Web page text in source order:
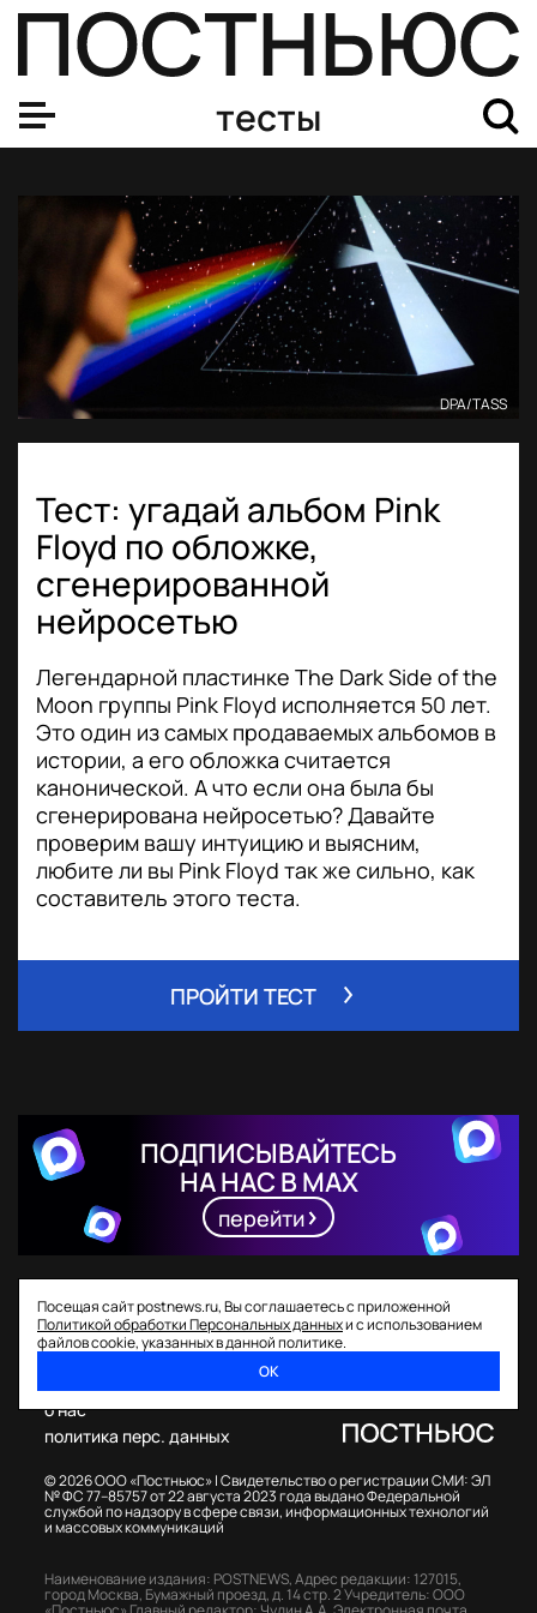
тесты
DPA/TASS
Тест: угадай альбом Pink
Floyd по обложке,
сгенерированной
нейросетью
Легендарной пластинке The Dark Side of the
Moon группы Pink Floyd исполняется 50 лет.
Это один из самых продаваемых альбомов в
истории, а его обложка считается
канонической. А что если она была бы
сгенерирована нейросетью? Давайте
проверим вашу интуицию и выясним,
любите ли вы Pink Floyd так же сильно, как
составитель этого теста.
ПРОЙТИ ТЕСТ
ПОДПИСЫВАЙТЕСЬ
НА НАС В MAX
перейти
Посещая сайт postnews.ru, Вы соглашаетесь с приложенной
Политикой обработки Персональных данныхи с использованием
файлов cookie, указанных в данной политике.
ОК
© 2026 ООО «Постньюс» |Свидетельство о регистрации СМИ: ЭЛ
№ ФС 77–85757 от 22 августа 2023 года выдано Федеральной
службой по надзору в сфере связи, информационных технологий
и массовых коммуникаций
о нас
политика перс. данных
Наименование издания: POSTNEWS,Адрес редакции: 127015,
город Москва, Бумажный проезд, д. 14 стр. 2Учредитель: ООО